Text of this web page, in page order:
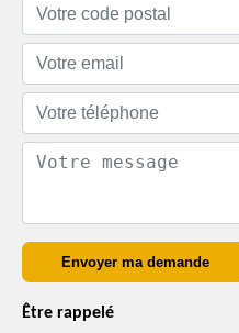
Être rappelé